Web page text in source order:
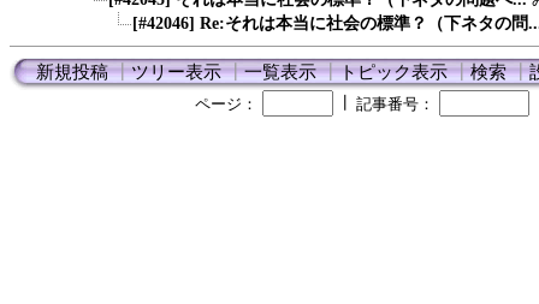
[#42046] Re:それは本当に社会の標準？（下ネタの問
新規投稿┃ツリー表示┃一覧表示┃トピック表示┃検索┃
ページ： 記事番号：